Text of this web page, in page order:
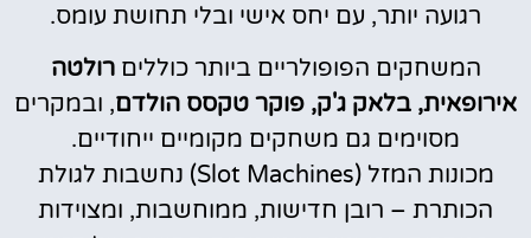
רגועה יותר, עם יחס אישי ובלי תחושת עומס.
המשחקים הפופולריים ביותר כולליםרולטה
אירופאית, בלאק ג'ק, פוקר טקסס הולדם, ובמקרים
מסוימים גם משחקים מקומיים ייחודיים.
מכונות המזל (Slot Machines) נחשבות לגולת
הכותרת – רובן חדישות, ממוחשבות, ומצוידות